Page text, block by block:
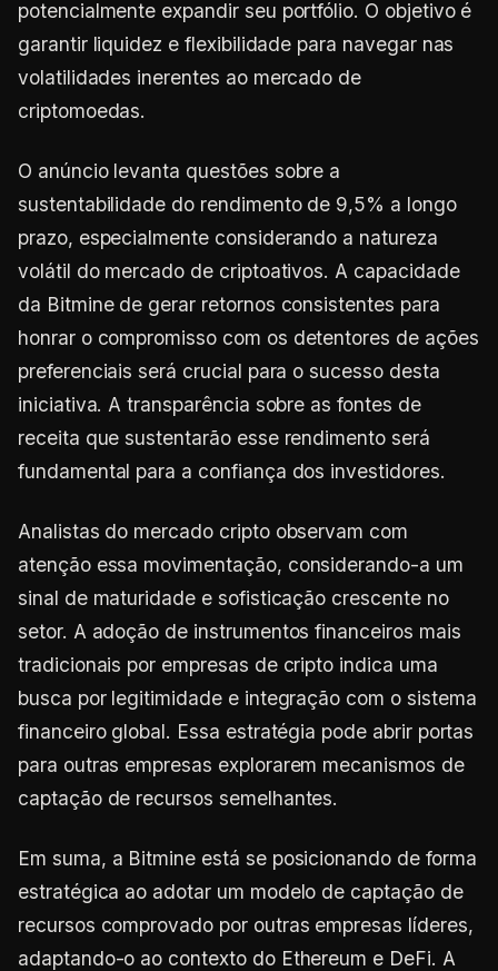
potencialmente expandir seu portfólio. O objetivo é
garantir liquidez e flexibilidade para navegar nas
volatilidades inerentes ao mercado de
criptomoedas.
O anúncio levanta questões sobre a
sustentabilidade do rendimento de 9,5% a longo
prazo, especialmente considerando a natureza
volátil do mercado de criptoativos. A capacidade
da Bitmine de gerar retornos consistentes para
honrar o compromisso com os detentores de ações
preferenciais será crucial para o sucesso desta
iniciativa. A transparência sobre as fontes de
receita que sustentarão esse rendimento será
fundamental para a confiança dos investidores.
Analistas do mercado cripto observam com
atenção essa movimentação, considerando-a um
sinal de maturidade e sofisticação crescente no
setor. A adoção de instrumentos financeiros mais
tradicionais por empresas de cripto indica uma
busca por legitimidade e integração com o sistema
financeiro global. Essa estratégia pode abrir portas
para outras empresas explorarem mecanismos de
captação de recursos semelhantes.
Em suma, a Bitmine está se posicionando de forma
estratégica ao adotar um modelo de captação de
recursos comprovado por outras empresas líderes,
adaptando-o ao contexto do Ethereum e DeFi. A